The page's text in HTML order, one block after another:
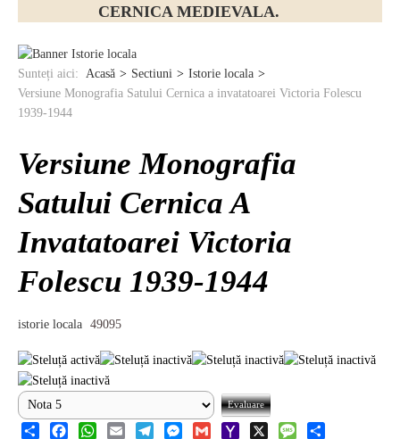
Analize
National
Evenimente
Anunturi
Forum
Harta
Util
CERNICA MEDIEVALA.
Sunteți aici: Acasă Sectiuni
Istorie locala
Versiune Monografia Satului Cernica a invatatoarei Victoria Folescu
1939-1944
Versiune Monografia
Satului Cernica A
Invatatoarei Victoria
Folescu 1939-1944
istorie locala 49095